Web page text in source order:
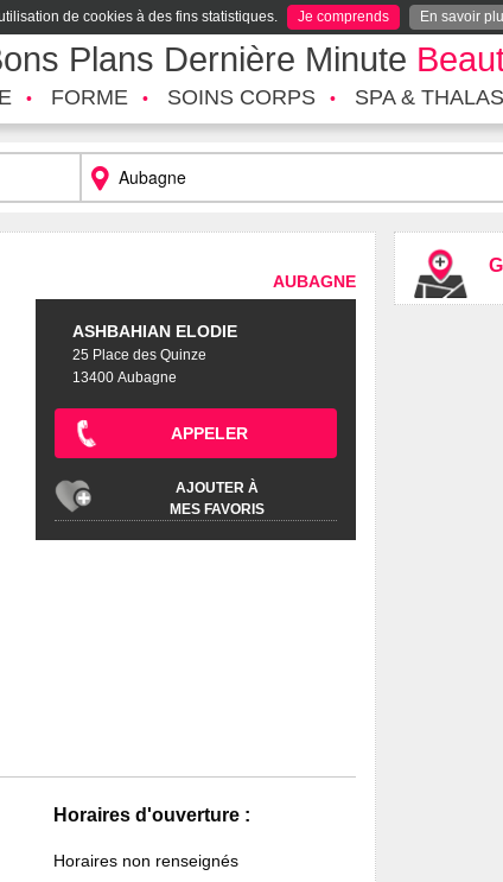
de cookies à des fins statistiques. Je comprends En savoir
Plans Dernière Minute
FORME SOINS CORPS SPA &
AUBAGNE
ASHBAHIAN ELODIE
25 Place des Quinze
13400 Aubagne
APPELER
AJOUTER À
MES FAVORIS
Horaires d'ouverture :
Horaires non renseignés